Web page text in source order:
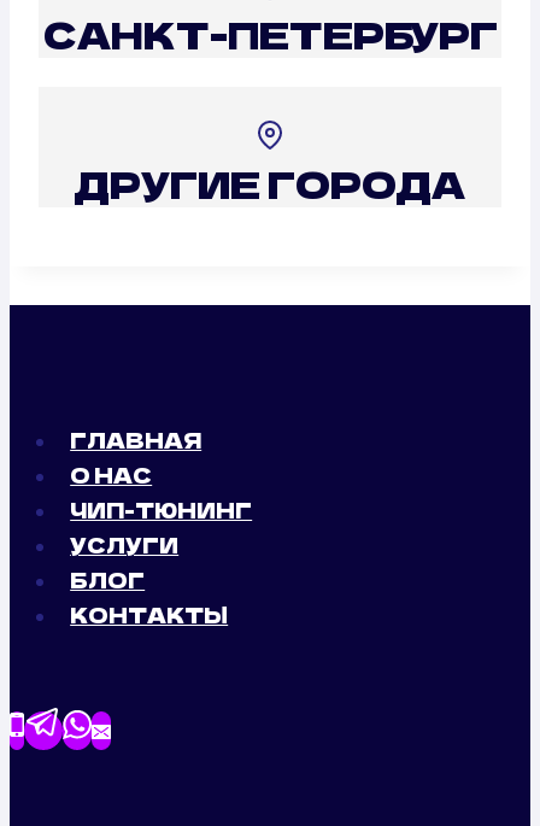
САНКТ-ПЕТЕРБУРГ
ДРУГИЕ ГОРОДА
ГЛАВНАЯ
О НАС
ЧИП-ТЮНИНГ
УСЛУГИ
БЛОГ
КОНТАКТЫ